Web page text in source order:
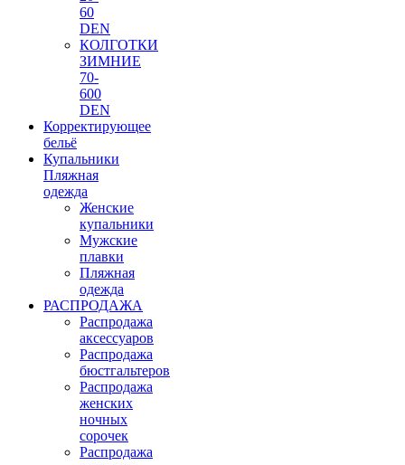
60
DEN
КОЛГОТКИ
ЗИМНИЕ
70-
600
DEN
Корректирующее
бельё
Купальники
Пляжная
одежда
Женские
купальники
Мужские
плавки
Пляжная
одежда
РАСПРОДАЖА
Распродажа
аксессуаров
Распродажа
бюстгальтеров
Распродажа
женских
ночных
сорочек
Распродажа